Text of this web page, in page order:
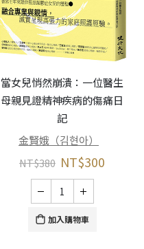
當女兒悄然崩潰：一位醫生
母親見證精神疾病的傷痛日
記
金賢娥（김현아）
NT$380 NT$300
加入購物車